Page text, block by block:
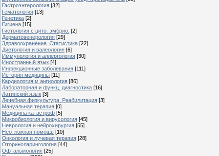
Гастроэнтерология [32]
Гематология [13]
Генетика [2]
Гигиена [15]
Гистология с цито. эмбрио. [2]
Дерматовенерология [29]
Здравоохранение. Статистика [22]
Диетология и валеология [6]
Иммунология и аллергология [30]
Иностранный язык [4]
Инфекционные заболевания [111]
История медицины [11]
Кардиология м ангиология [86]
Лабораторная и функц. диагностика [16]
Латинский язык [3]
Лечебная физкультура. Реабилитация [3]
Мануальная терапия [0]
Медицина катастроф [5]
Микробиология и вирусология [45]
Неврология и нейрохирургия [55]
Неотложная помощь [10]
Онкология и лучевая терапия [28]
Оториноларингология [44]
Офтальмология [25]